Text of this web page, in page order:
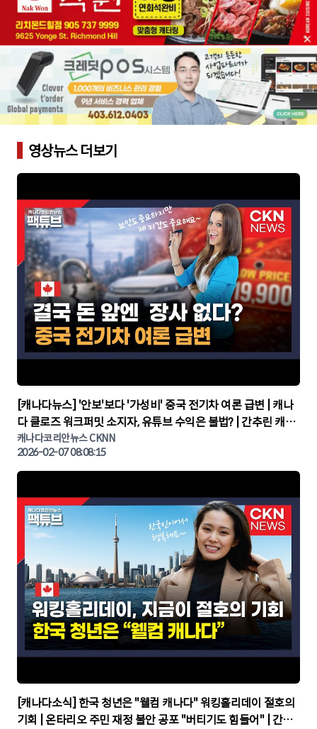
영상뉴스 더보기
▶
[캐나다뉴스] '안보'보다 '가성비' 중국 전기차 여론 급변 | 캐나
다 클로즈 워크퍼밋 소지자, 유튜브 수익은 불법? | 간추린 캐나
다뉴스 | CKNNEWS, 캐나다코리안뉴스
캐나다코리안뉴스 CKNN
2026-02-07 08:08:15
▶
[캐나다소식] 한국 청년은 "웰컴 캐나다" 워킹홀리데이 절호의
기회 | 온타리오 주민 재정 불안 공포 "버티기도 힘들어" | 간추